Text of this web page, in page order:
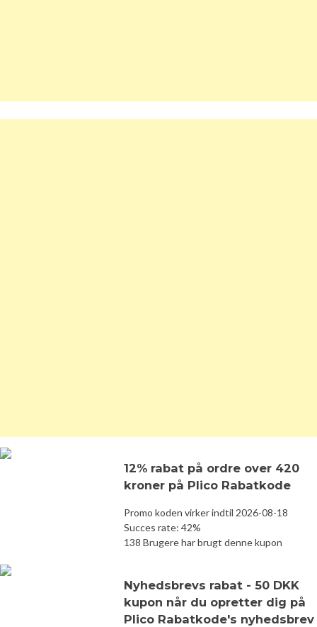
12% rabat på ordre over 420
kroner på Plico Rabatkode
Promo koden virker indtil 2026-08-18
Succes rate: 42%
138 Brugere har brugt denne kupon
Nyhedsbrevs rabat - 50 DKK
kupon når du opretter dig på
Plico Rabatkode's nyhedsbrev